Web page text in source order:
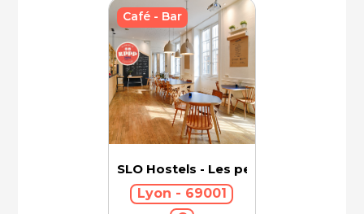
SLO Hostels - Les pentes
Lyon - 69001
Café - Bar